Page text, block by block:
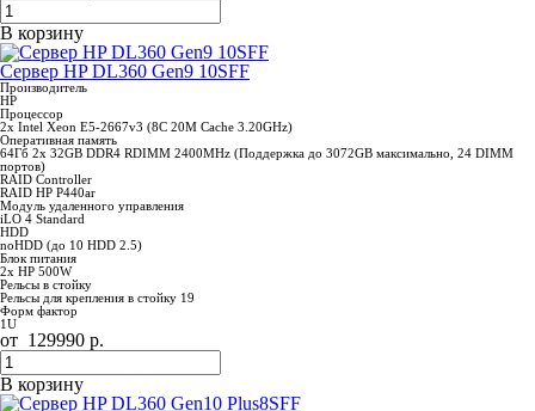
В корзину
Сервер HP DL360 Gen9 10SFF
Производитель
HP
Процессор
2x Intel Xeon E5-2667v3 (8C 20M Cache 3.20GHz)
Оперативная память
64Гб 2x 32GB DDR4 RDIMM 2400MHz (Поддержка до 3072GB максимально, 24 DIMM
портов)
RAID Controller
RAID HP P440ar
Модуль удаленного управления
iLO 4 Standard
HDD
noHDD (до 10 HDD 2.5)
Блок питания
2x HP 500W
Рельсы в стойку
Рельсы для крепления в стойку 19
Форм фактор
1U
от 129990 р.
В корзину